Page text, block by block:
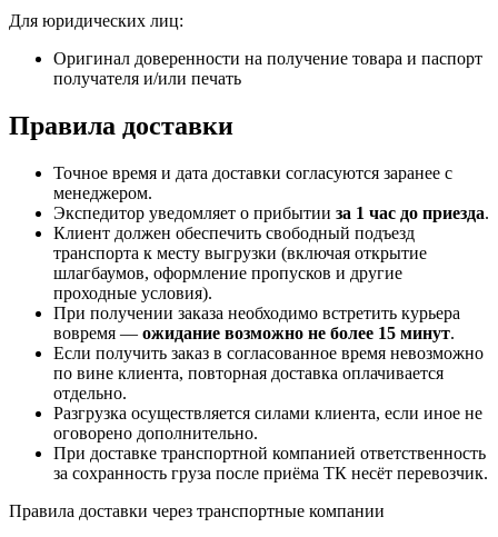
Для юридических лиц:
Оригинал доверенности на получение товара и паспорт
получателя и/или печать
Правила доставки
Точное время и дата доставки согласуются заранее с
менеджером.
Экспедитор уведомляет о прибытии за 1 час до приезда.
Клиент должен обеспечить свободный подъезд
транспорта к месту выгрузки (включая открытие
шлагбаумов, оформление пропусков и другие
проходные условия).
При получении заказа необходимо встретить курьера
вовремя — ожидание возможно не более 15 минут.
Если получить заказ в согласованное время невозможно
по вине клиента, повторная доставка оплачивается
отдельно.
Разгрузка осуществляется силами клиента, если иное не
оговорено дополнительно.
При доставке транспортной компанией ответственность
за сохранность груза после приёма ТК несёт перевозчик.
Правила доставки через транспортные компании